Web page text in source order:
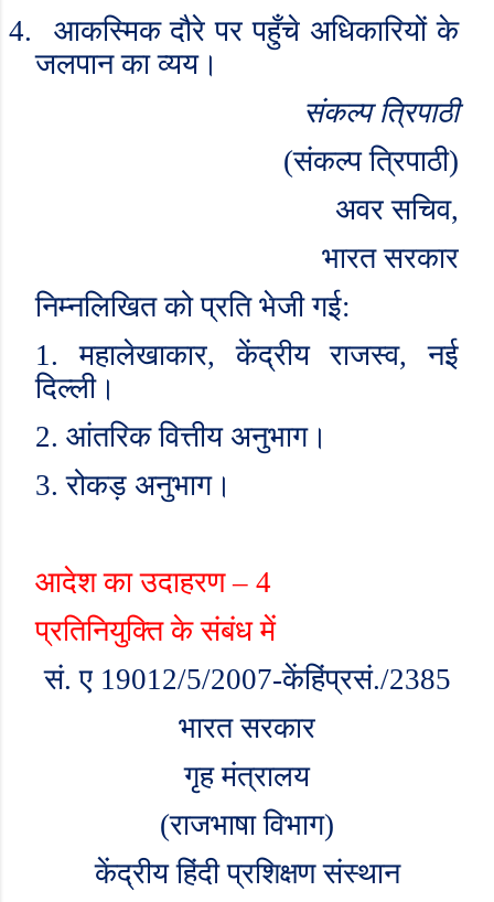
4.
आकस्मिक दौरे पर पहुँचे अधिकारियों के
जलपान का व्यय।
संकल्प त्रिपाठी
(संकल्प त्रिपाठी)
अवर सचिव,
भारत सरकार
निम्नलिखित को प्रति भेजी गई:
1.महालेखाकार,केंद्रीय राजस्व,नई
दिल्ली।
2. आंतरिक वित्तीय अनुभाग।
3.रोकड़ अनुभाग।
आदेश का उदाहरण – 4
प्रतिनियुक्ति के संबंध में
सं. ए 19012/5/2007-केंहिंप्रसं./2385
भारत सरकार
गृह मंत्रालय
(राजभाषा विभाग)
केंद्रीय हिंदी प्रशिक्षण संस्थान